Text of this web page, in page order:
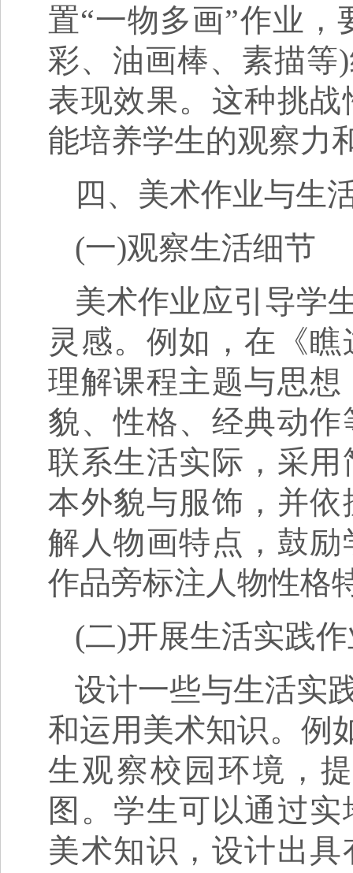
置“一物多画”作业
彩、油画棒、素描等
表现效果。这种挑
能培养学生的观察力
四、美术作业与生
(一)观察生活细节
美术作业应引导学
灵感。例如，在《
理解课程主题与思
貌、性格、经典动
联系生活实际，采
本外貌与服饰，并
解人物画特点，鼓
作品旁标注人物性格
(二)开展生活实践
设计一些与生活实
和运用美术知识。例
生观察校园环境，
图。学生可以通过
美术知识，设计出